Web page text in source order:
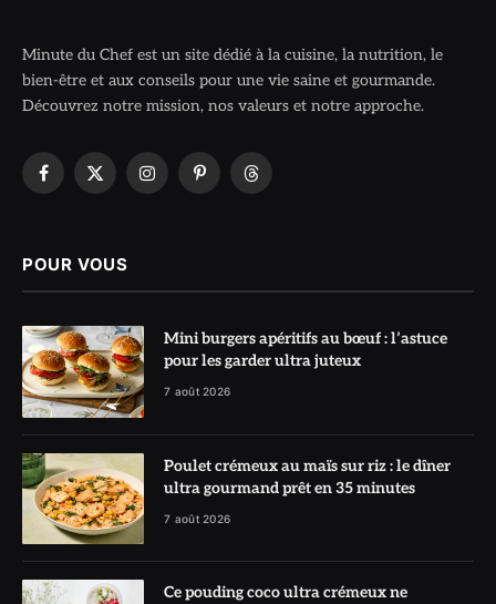
Minute du Chef est un site dédié à la cuisine, la nutrition, le
bien-être et aux conseils pour une vie saine et gourmande.
Découvrez notre mission, nos valeurs et notre approche.
Facebook
X
InstagramPinterestThreads
POUR VOUS
Mini burgers apéritifs au bœuf : l’astuce
pour les garder ultra juteux
7 août 2026
Poulet crémeux au maïs sur riz : le dîner
ultra gourmand prêt en 35 minutes
7 août 2026
Ce pouding coco ultra crémeux ne